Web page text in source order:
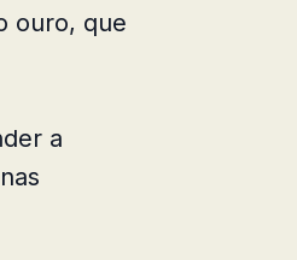
ouro, que
a